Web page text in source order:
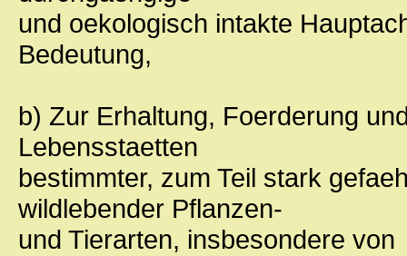
und oekologisch intakte
Bedeutung,
b) Zur Erhaltung, Foerderung
Lebensstaetten
bestimmter, zum Teil stark
wildlebender Pflanzen-
und Tierarten, insbesondere von